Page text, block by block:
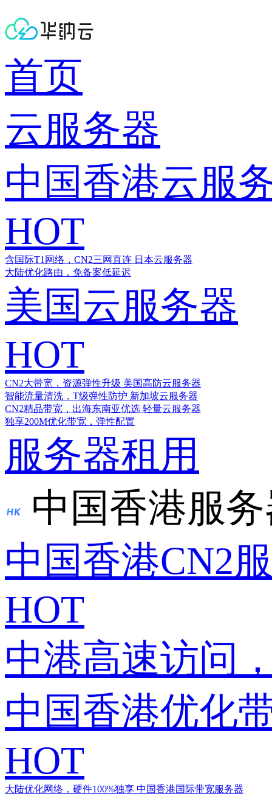
首页
云服务器
中国香港云服
HOT
含国际T1网络，CN2三网直连 日本云服务器
大陆优化路由，免备案低延迟
美国云服务器
HOT
CN2大带宽，资源弹性升级 美国高防云服务器
智能流量清洗，T级弹性防护 新加坡云服务器
CN2精品带宽，出海东南亚优选 轻量云服务器
独享200M优化带宽，弹性配置
服务器租用
中国香港服
中国香港CN2
HOT
中港高速访问
中国香港优化
HOT
大陆优化网络，硬件100%独享 中国香港国际带宽服务器